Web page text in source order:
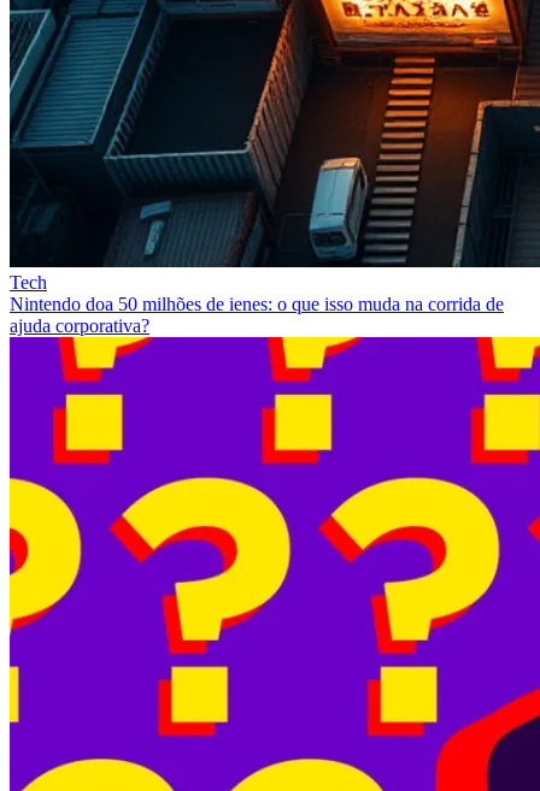
Tech
Nintendo doa 50 milhões de ienes: o que isso muda na corrida de
ajuda corporativa?